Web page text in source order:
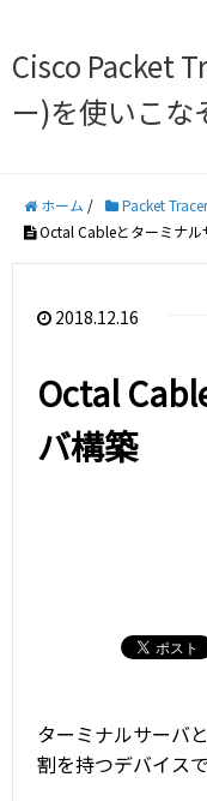
Cisco Packet
ー)を使いこな
ホーム / Packet Tracer
Octal Cableとターミナル
2018.12.16
Octal
バ構築
ターミナルサーバ
割を持つデバイスで